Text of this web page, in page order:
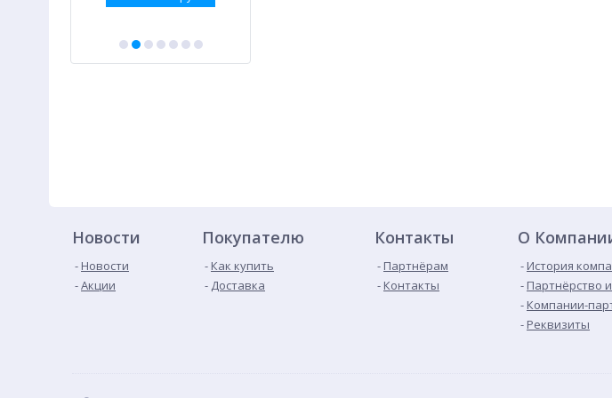
Новости
Новости
Акции
Покупателю
Как купить
Доставка
Контакты
Партнёрам
Контакты
О
История
Партнёрство
Компании-
Реквизиты